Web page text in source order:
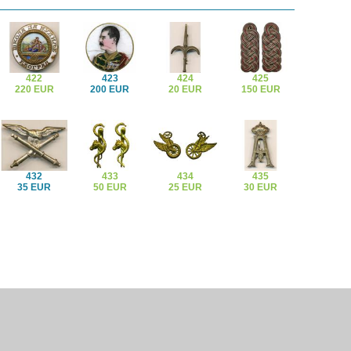
422
220 EUR
423
200 EUR
424
20 EUR
425
150 EUR
432
35 EUR
433
50 EUR
434
25 EUR
435
30 EUR